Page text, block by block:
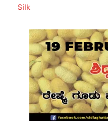
In relation to
Silk